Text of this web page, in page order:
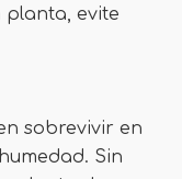
planta, evite
sobrevivir en
Sin